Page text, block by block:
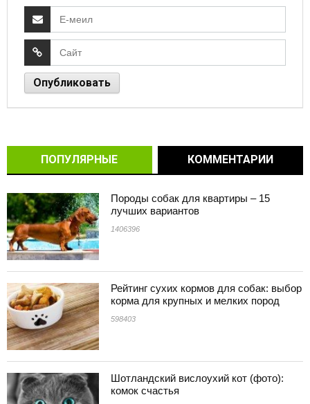
ПОПУЛЯРНЫЕ КОММЕНТАРИИ
Породы собак для квартиры – 15
лучших вариантов
1406396
Рейтинг сухих кормов для собак: выбор
корма для крупных и мелких пород
598403
Шотландский вислоухий кот (фото):
комок счастья